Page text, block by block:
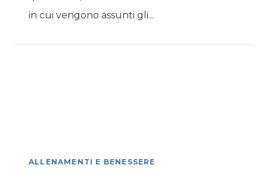
in cui vengono assunti gli...
ALLENAMENTI E BENESSERE